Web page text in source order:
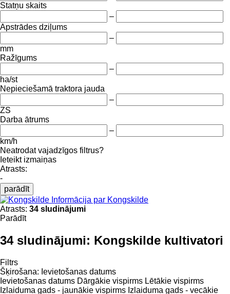
Statņu skaits
–
Apstrādes dziļums
–
mm
Ražīgums
–
ha/st
Nepieciešamā traktora jauda
–
ZS
Darba ātrums
–
km/h
Neatrodat vajadzīgos filtrus?
Ieteikt izmaiņas
Atrasts:
-
parādīt
Informācija par Kongskilde
Atrasts: 34 sludinājumi
Parādīt
34 sludinājumi: Kongskilde kultivatori
Filtrs
Šķirošana: Ievietošanas datums
Ievietošanas datums Dārgākie vispirms Lētākie vispirms
Izlaiduma gads - jaunākie vispirms Izlaiduma gads - vecākie